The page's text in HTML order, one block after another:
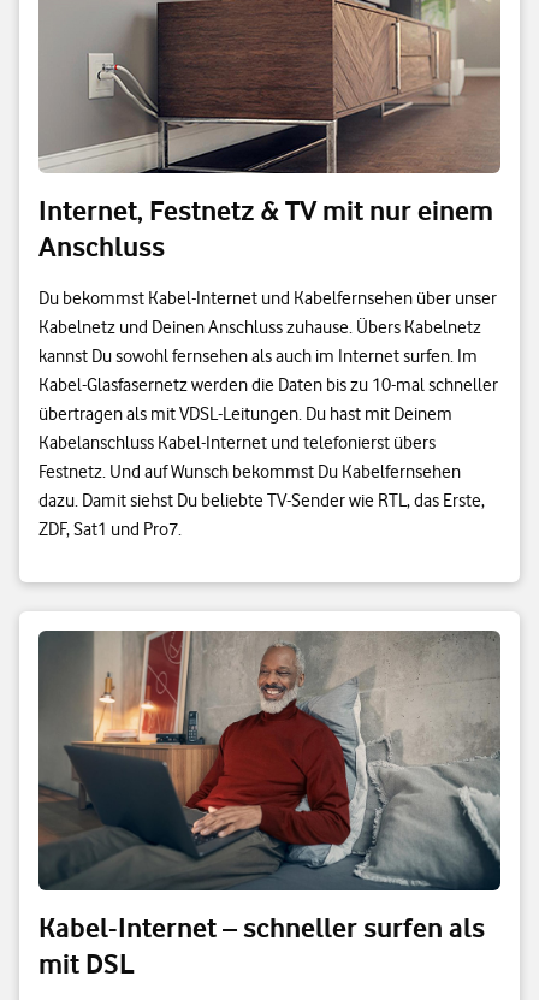
Internet, Festnetz & TV mit nur einem
Anschluss
Du bekommst Kabel-Internet und Kabelfernsehen über unser
Kabelnetz und Deinen Anschluss zuhause. Übers Kabelnetz
kannst Du sowohl fernsehen als auch im Internet surfen. Im
Kabel-Glasfasernetz werden die Daten bis zu 10-mal schneller
übertragen als mit VDSL-Leitungen. Du hast mit Deinem
Kabelanschluss Kabel-Internet und telefonierst übers
Festnetz. Und auf Wunsch bekommst Du Kabelfernsehen
dazu. Damit siehst Du beliebte TV-Sender wie RTL, das Erste,
ZDF, Sat1 und Pro7.
Kabel-Internet – schneller surfen als
mit DSL